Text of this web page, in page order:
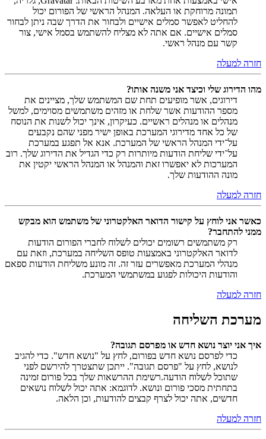
תמונה מרוחקת או העלאה. המנהל הראשי של הפורום יכול
להחליט לאפשר סמלים אישיים ולבחור את הדרך שבה ניתן לבחור
סמלים אישיים. אם אתה לא מצליח להשתמש בסמל אישי, צור
קשר עם מנהל ראשי.
חזרה למעלה
מהו הדירוג שלי וכיצד אני משנה אותו?
דירוגים, אשר מופיעים תחת שם המשתמש שלך, מציינים את
מספר ההודעות אשר שלחת או מזהים משתמשים מסוימים, למשל
מנהלים או מנהלים ראשיים. כעיקרון, אינך יכול לשנות את הנוסח
של כל אחד מדירוגי המערכת באופן ישיר מפני שהם נקבעים
על־ידי המנהל הראשי של המערכת. אנא אל תפגע במערכת
על־ידי שליחת הודעות מיותרות רק כדי הגדיל את הדירוג שלך. רוב
המערכות לא יאפשרו זאת והמנהל או המנהל הראשי יקטין את
מונה ההודעות שלך.
חזרה למעלה
כאשר אני לוחץ על קישור הדואר האלקטרוני של משתמש הוא מבקש
ממני להתחבר?
רק משתמשים רשומים יכולים לשלוח לחברי הפורום הודעות
לדואר האלקטרוני באמצעות טופס השליחה במערכת, וזאת עם
מנהלי המערכת מאפשרים עזר זה. זה מונע משליחת הודעות ספאם
והודעות היכולות לפגוע במשתמשי המערכת.
חזרה למעלה
מערכת השליחה
איך אני יוצר נושא חדש או מפרסם תגובה?
כדי לפרסם נושא חדש בפורום, לחץ על "נושא חדש". כדי להגיב
לנושא, לחץ על "פרסם תגובה". ייתכן שתצטרך להירשם לפני
שתוכל לשלוח הודעה.רשימת ההרשאות שלך בכל פורום זמינה
בתחתית מסכי פורום ונושא. לדוגמא: אתה יכול לשלוח נושאים
חדשים, אתה יכול לצרף קבצים להודעות, וכן הלאה.
חזרה למעלה